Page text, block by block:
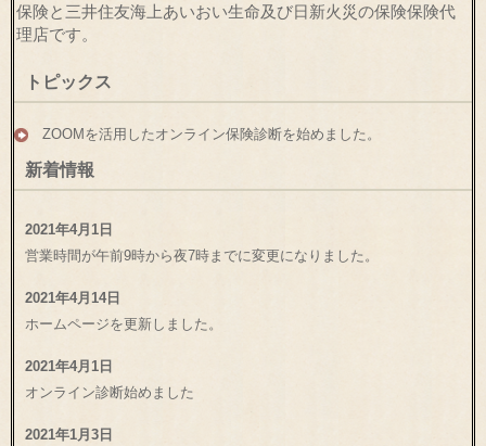
保険と三井住友海上あいおい生命及び日新火災の保険保険代
理店です。
トピックス
ZOOMを活用したオンライン保険診断を始めました。
新着情報
2021年4月1日
営業時間が午前9時から夜7時までに変更になりました。
2021年4月14日
ホームページを更新しました。
2021年4月1日
オンライン診断始めました
2021年1月3日